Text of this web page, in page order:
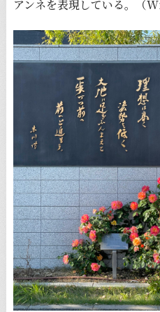
アンネを表現している。（